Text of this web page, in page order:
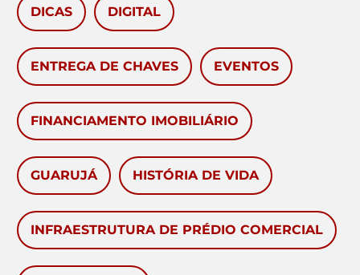
DICAS DIGITAL
ENTREGA DE CHAVES EVENTOS
FINANCIAMENTO IMOBILIÁRIO
GUARUJÁ HISTÓRIA DE VIDA
INFRAESTRUTURA DE PRÉDIO COMERCIAL